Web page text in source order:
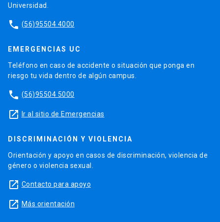
Universidad.
phone (56)95504 4000
EMERGENCIAS UC
Teléfono en caso de accidente o situación que ponga en
riesgo tu vida dentro de algún campus.
phone (56)95504 5000
launch Ir al sitio de Emergencias
DISCRIMINACIÓN Y VIOLENCIA
Orientación y apoyo en casos de discriminación, violencia de
género o violencia sexual.
launch Contacto para apoyo
launch Más orientación